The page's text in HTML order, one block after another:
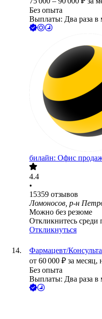
Без опыта
Выплаты: Два раза в
билайн: Офис
4.4
•
15359 отзывов
Ломоносов, р-н
Можно без резюме
Откликнитесь среди
Откликнуться
Фармацевт/
от 60 000 ₽ за месяц,
Без опыта
Выплаты: Два раза в